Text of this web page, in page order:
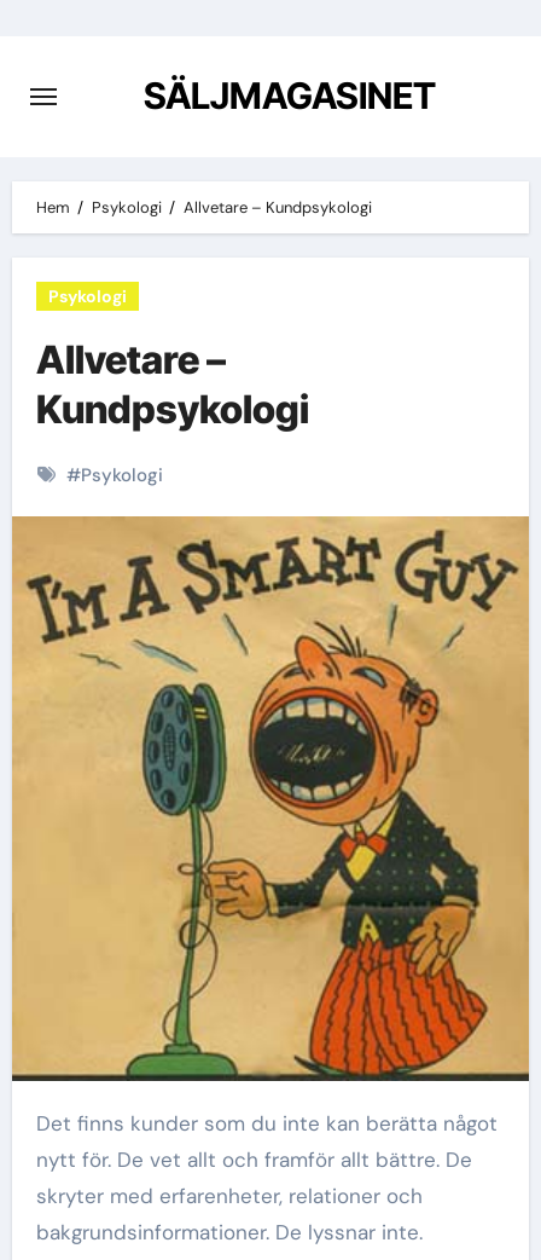
innehåll
SÄLJMAGASINET
Hem Psykologi Allvetare – Kundpsykologi
Psykologi
Allvetare –
Kundpsykologi
#Psykologi
Det finns kunder som du inte kan berätta något
nytt för. De vet allt och framför allt bättre. De
skryter med erfarenheter, relationer och
bakgrundsinformationer. De lyssnar inte.